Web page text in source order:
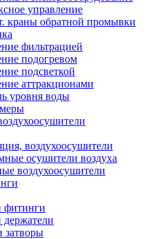
управление
краны обратной промывки
фильтрацией
подогревом
подсветкой
аттракционами
уровня воды
воздухоосушители
осушители воздуха
воздухоосушители
фитинги
затворы